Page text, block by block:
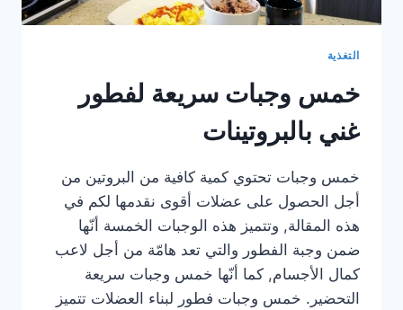
التغذية
خمس وجبات سريعة لفطور
غني بالبروتينات
خمس وجبات تحتوي كمية كافية من البروتين من
أجل الحصول على عضلات أقوى نقدمها لكم في
هذه المقالة, وتتميز هذه الوجبات الخمسة أنّها
ضمن وجبة الفطور والتي تعد هامّة من أجل لاعب
كمال الأجسام, كما أنّها خمس وجبات سريعة
التحضير. خمس وجبات فطور لبناء العضلات تتميز